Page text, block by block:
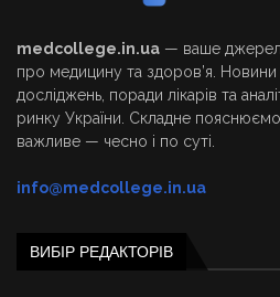
medcollege.in.ua — ваше
про медицину та здоров’я.
досліджень, поради лікарів та
ринку України. Складне
важливе — чесно і по суті.
info@medcollege.in.ua
ВИБІР РЕДАКТОРІВ